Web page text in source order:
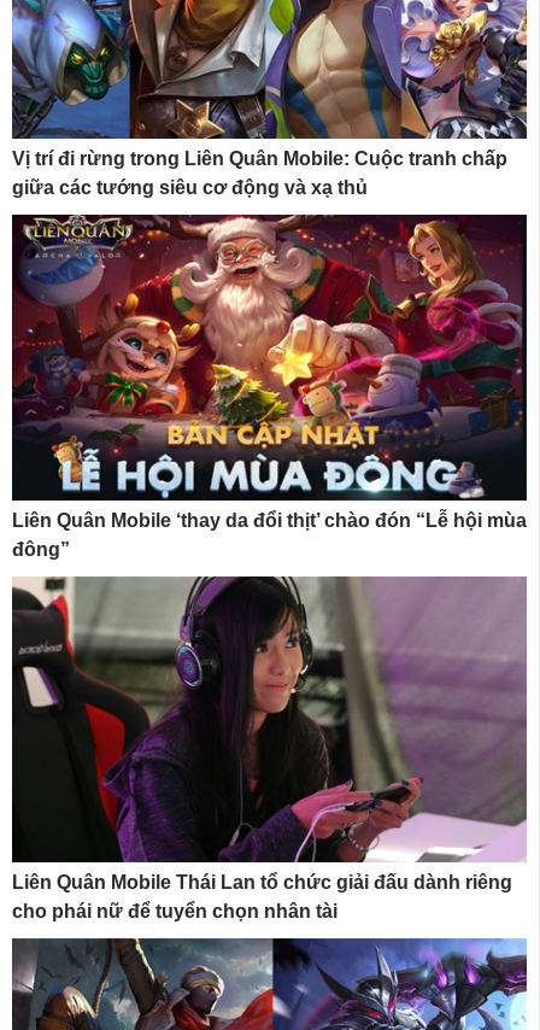
Vị trí đi rừng trong Liên Quân Mobile: Cuộc tranh chấp
giữa các tướng siêu cơ động và xạ thủ
Liên Quân Mobile ‘thay da đổi thịt’ chào đón “Lễ hội mùa
đông”
Liên Quân Mobile Thái Lan tổ chức giải đấu dành riêng
cho phái nữ để tuyển chọn nhân tài